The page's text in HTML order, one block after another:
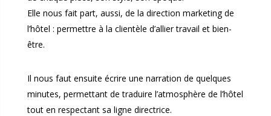
Elle nous fait part, aussi, de la direction marketing de
l’hôtel : permettre à la clientèle d’allier travail et bien-
être.
Il nous faut ensuite écrire une narration de quelques
minutes, permettant de traduire l’atmosphère de l’hôtel
tout en respectant sa ligne directrice.